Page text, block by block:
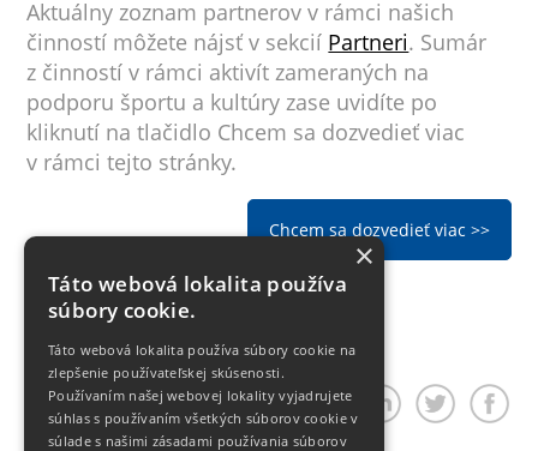
Aktuálny zoznam partnerov v rámci našich
činností môžete nájsť v sekcií Partneri. Sumár
z činností v rámci aktivít zameraných na
podporu športu a kultúry zase uvidíte po
kliknutí na tlačidlo Chcem sa dozvedieť viac
v rámci tejto stránky.
Chcem sa dozvedieť viac >>
Zdieľať článok
×
Táto webová lokalita používa
súbory cookie.
Táto webová lokalita používa súbory cookie na
zlepšenie používateľskej skúsenosti.
Používaním našej webovej lokality vyjadrujete
súhlas s používaním všetkých súborov cookie v
súlade s našimi zásadami používania súborov